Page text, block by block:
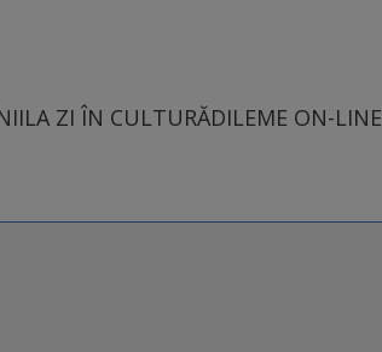
LA ZI ÎN CULTURĂDILEME ON-LINE